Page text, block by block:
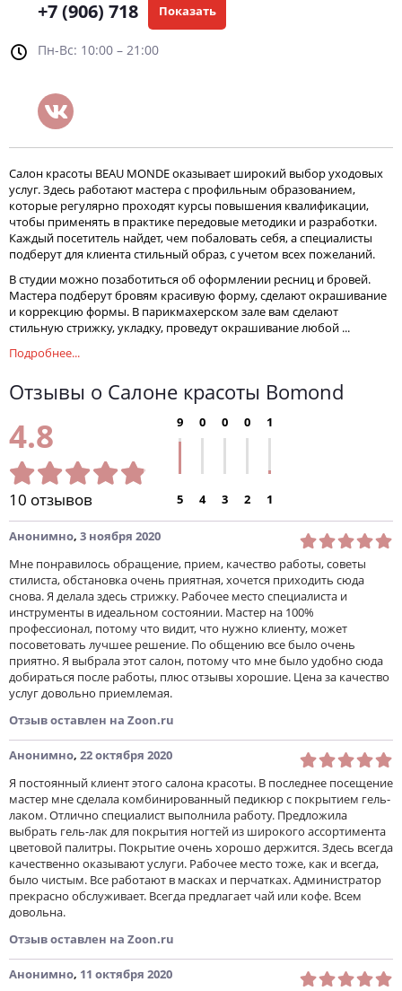
+7 (906) 718 Показать
Пн-Вс: 10:00 – 21:00
Салон красоты BEAU MONDE оказывает широкий выбор уходовых
услуг. Здесь работают мастера с профильным образованием,
которые регулярно проходят курсы повышения квалификации,
чтобы применять в практике передовые методики и разработки.
Каждый посетитель найдет, чем побаловать себя, а специалисты
подберут для клиента стильный образ, с учетом всех пожеланий.
В студии можно позаботиться об оформлении ресниц и бровей.
Мастера подберут бровям красивую форму, сделают окрашивание
и коррекцию формы. В парикмахерском зале вам сделают
стильную стрижку, укладку, проведут окрашивание любой ...
Подробнее...
Отзывы о Салоне красоты Bomond
4.8
10 отзывов
9
5
0
4
0
3
0
2
1
1
Анонимно, 3 ноября 2020
Мне понравилось обращение, прием, качество работы, советы
стилиста, обстановка очень приятная, хочется приходить сюда
снова. Я делала здесь стрижку. Рабочее место специалиста и
инструменты в идеальном состоянии. Мастер на 100%
профессионал, потому что видит, что нужно клиенту, может
посоветовать лучшее решение. По общению все было очень
приятно. Я выбрала этот салон, потому что мне было удобно сюда
добираться после работы, плюс отзывы хорошие. Цена за качество
услуг довольно приемлемая.
Отзыв оставлен на Zoon.ru
Анонимно, 22 октября 2020
Я постоянный клиент этого салона красоты. В последнее посещение
мастер мне сделала комбинированный педикюр с покрытием гель-
лаком. Отлично специалист выполнила работу. Предложила
выбрать гель-лак для покрытия ногтей из широкого ассортимента
цветовой палитры. Покрытие очень хорошо держится. Здесь всегда
качественно оказывают услуги. Рабочее место тоже, как и всегда,
было чистым. Все работают в масках и перчатках. Администратор
прекрасно обслуживает. Всегда предлагает чай или кофе. Всем
довольна.
Отзыв оставлен на Zoon.ru
Анонимно, 11 октября 2020